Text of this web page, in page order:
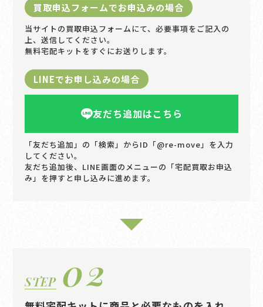
買取申込フォームでお申込みの場合
当サイトの買取申込フォームにて、必要事項をご記入の
上、送信してください。
無料宅配キットをすぐにお送りします。
LINEでお申し込みの場合
友だち追加はこちら
「友だち追加」の「検索」からID「@re-move」を入力
してください。
友だち追加後、LINE画面のメニューの「宅配買取お申込
み」を押すと申し込みに進めます。
STEP 02